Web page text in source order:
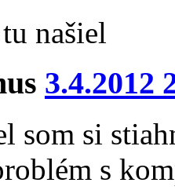
našiel
3.4.2012
som si
s